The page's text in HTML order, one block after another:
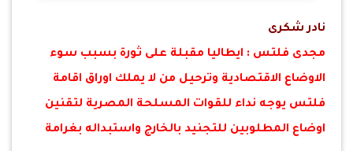
نادر شكرى
مجدى فلتس : ايطاليا مقبلة على ثورة بسبب سوء
الاوضاع الاقتصادية وترحيل من لا يملك اوراق اقامة
فلتس يوجه نداء للقوات المسلحة المصرية لتقنين
اوضاع المطلوبين للتجنيد بالخارج واستبداله بغرامة